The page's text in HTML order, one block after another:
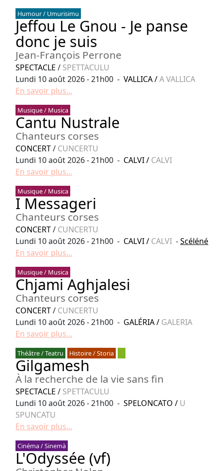
Humour / Umurisimu
Jeffou Le Gnou - Je panse
donc je suis
Jean-François Perrone
SPECTACLE / SPETTACULU
Lundi 10 août 2026 - 21h00 - VALLICA/A VALLICA
En savoir plus...
Musique / Musica
Cantu Nustrale
Chanteurs corses
CONCERT/ CUNCERTU
Lundi 10 août 2026 - 21h00 - CALVI/ CALVI
En savoir plus...
Musique / Musica
I Messageri
Chanteurs corses
CONCERT/ CUNCERTU
Lundi 10 août 2026 - 21h00 - CALVI/ CALVI -Scéléné
En savoir plus...
Musique / Musica
Chjami Aghjalesi
Chanteurs corses
CONCERT/ CUNCERTU
Lundi 10 août 2026 - 21h00 - GALÉRIA/ GALERIA
En savoir plus...
Théâtre / Teatru Histoire / Storia
Gilgamesh
À la recherche de la vie sans fin
SPECTACLE / SPETTACULU
Lundi 10 août 2026 - 21h00 - SPELONCATO / U
SPUNCATU
En savoir plus...
Cinéma / Sinemà
L'Odyssée (vf)